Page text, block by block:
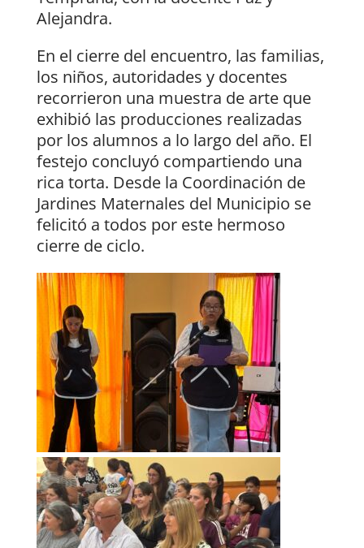
Alejandra.
En el cierre del encuentro, las familias,
los niños, autoridades y docentes
recorrieron una muestra de arte que
exhibió las producciones realizadas
por los alumnos a lo largo del año. El
festejo concluyó compartiendo una
rica torta. Desde la Coordinación de
Jardines Maternales del Municipio se
felicitó a todos por este hermoso
cierre de ciclo.